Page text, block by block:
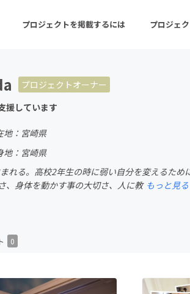
プロジェクトを掲載するには プロジェ
ン 注目の新着プロジェクト
音楽
ゲーム・サービス開発 フ
プロジェクトオーナー
援しています
地：宮崎県
地：宮崎県
まれる。高校2年生の時に弱い自分を変えるた
、身体を動かす事の大切さ、人に教 もっと見る
0